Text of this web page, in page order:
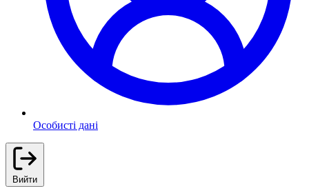
Особисті дані
Вийти